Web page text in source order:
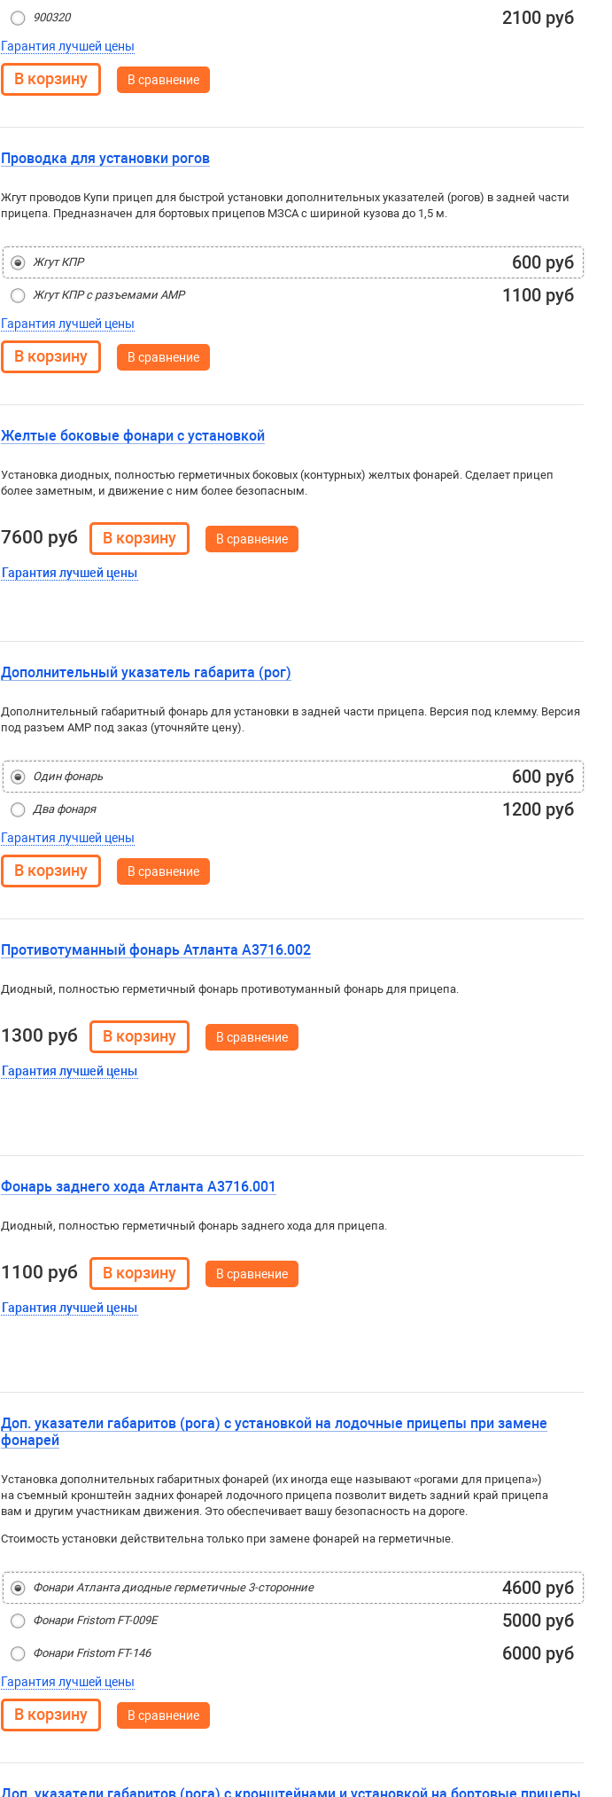
900320 2100 руб
Гарантия лучшей цены
В сравнение
Проводка для установки рогов
Жгут проводов Купи прицеп для быстрой установки дополнительных указателей (рогов) в задней части
прицепа. Предназначен для бортовых прицепов МЗСА с шириной кузова до 1,5 м.
Жгут КПР 600 руб
Жгут КПР с разъемами AMP 1100 руб
Гарантия лучшей цены
В сравнение
Желтые боковые фонари с установкой
Установка диодных, полностью герметичных боковых (контурных) желтых фонарей. Сделает прицеп
более заметным, и движение с ним более безопасным.
7600 руб
Гарантия лучшей цены
В сравнение
Дополнительный указатель габарита (рог)
Дополнительный габаритный фонарь для установки в задней части прицепа. Версия под клемму. Версия
под разъем AMP под заказ (уточняйте цену).
Один фонарь 600 руб
Два фонаря 1200 руб
Гарантия лучшей цены
В сравнение
Противотуманный фонарь Атланта А3716.002
Диодный, полностью герметичный фонарь противотуманный фонарь для прицепа.
1300 руб
Гарантия лучшей цены
В сравнение
Фонарь заднего хода Атланта А3716.001
Диодный, полностью герметичный фонарь заднего хода для прицепа.
1100 руб
Гарантия лучшей цены
В сравнение
Доп. указатели габаритов (рога) с установкой на лодочные прицепы при замене
фонарей
Установка дополнительных габаритных фонарей (их иногда еще называют «рогами для прицепа»)
на съемный кронштейн задних фонарей лодочного прицепа позволит видеть задний край прицепа
вам и другим участникам движения. Это обеспечивает вашу безопасность на дороге.
Стоимость установки действительна только при замене фонарей на герметичные.
Фонари Атланта диодные герметичные 3-сторонние 4600 руб
Фонари Fristom FT-009E 5000 руб
Фонари Fristom FT-146 6000 руб
Гарантия лучшей цены
В сравнение